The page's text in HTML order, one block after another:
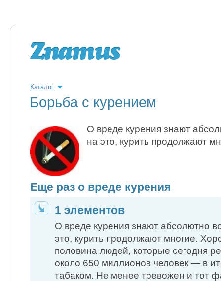
Каталог
Борьба с курением
О вреде курения знают
на это, курить продолжают
Еще раз о вреде курения
1 элементов
О вреде курения знают абсолютно
это, курить продолжают многие.
половина людей, которые сегодня
около 650 миллионов человек — в
табаком. Не менее тревожен и тот